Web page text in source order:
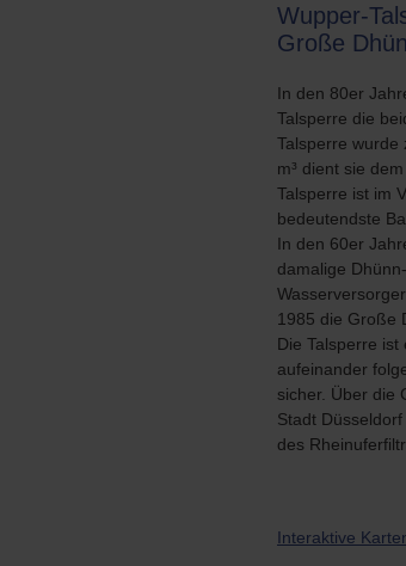
Wupper-
Große
In den 80er
Talsperre die
Talsperre wurde
m³ dient sie
Talsperre ist im
bedeutendste
In den 60er
damalige
1985 die Große
Die Talsperre
aufeinander
sicher. Über die
Stadt
des
Interaktive